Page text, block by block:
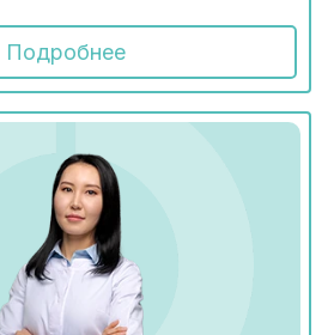
Подробнее